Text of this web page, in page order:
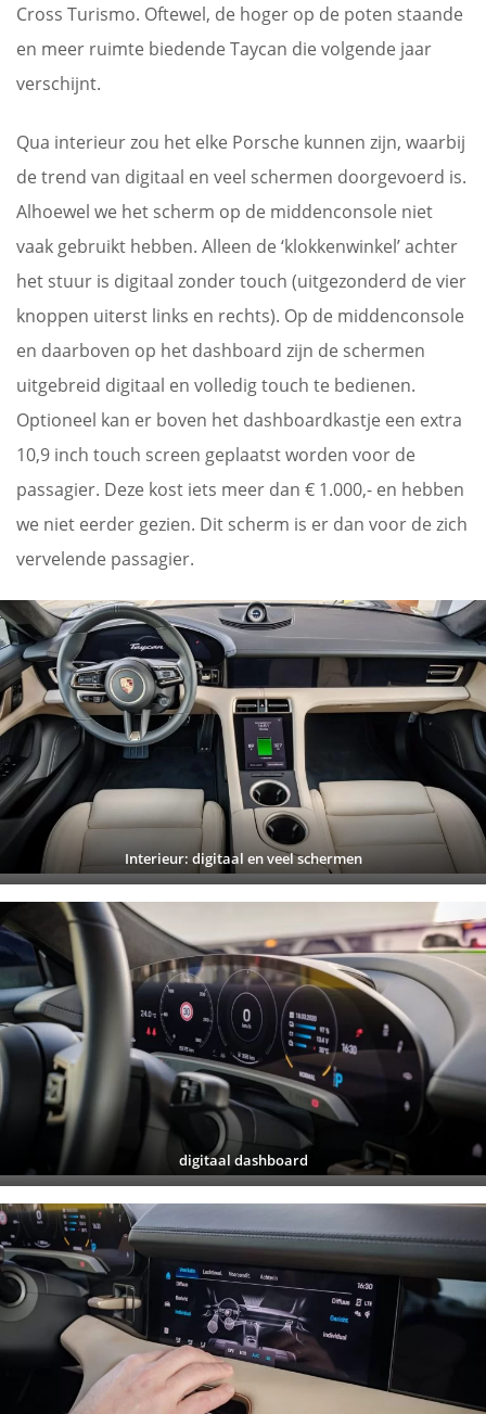
Cross Turismo. Oftewel, de hoger op de poten staande
en meer ruimte biedende Taycan die volgende jaar
verschijnt.
Qua interieur zou het elke Porsche kunnen zijn, waarbij
de trend van digitaal en veel schermen doorgevoerd is.
Alhoewel we het scherm op de middenconsole niet
vaak gebruikt hebben. Alleen de ‘klokkenwinkel’ achter
het stuur is digitaal zonder touch (uitgezonderd de vier
knoppen uiterst links en rechts). Op de middenconsole
en daarboven op het dashboard zijn de schermen
uitgebreid digitaal en volledig touch te bedienen.
Optioneel kan er boven het dashboardkastje een extra
10,9 inch touch screen geplaatst worden voor de
passagier. Deze kost iets meer dan € 1.000,- en hebben
we niet eerder gezien. Dit scherm is er dan voor de zich
vervelende passagier.
Interieur: digitaal en veel schermen
digitaal dashboard